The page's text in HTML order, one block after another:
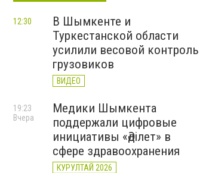
В Шымкенте и
Туркестанской области
усилили весовой контроль
грузовиков
ВИДЕО
12:30
Медики Шымкента
поддержали цифровые
инициативы «Әділет» в
сфере здравоохранения
КУРУЛТАЙ 2026
19:23
Вчера